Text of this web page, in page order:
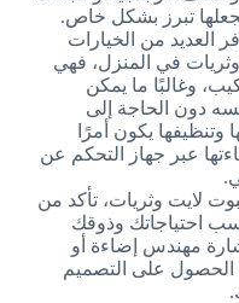
تبرز بشكل خاص.
العديد من الخيارات
في المنزل، فهي
وغالبًا ما يمكن
دون الحاجة إلى
وتنظيفها يكون أمرًا
عبر جهاز التحكم عن
لايت وثريات، تأكد من
احتياجاتك وذوقك
مهندس إضاءة أو
على التصميم